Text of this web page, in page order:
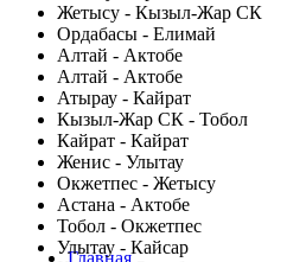
Жетысу - Кызыл-Жар СК
Ордабасы - Елимай
Алтай - Актобе
Алтай - Актобе
Атырау - Кайрат
Кызыл-Жар СК - Тобол
Кайрат - Кайрат
Женис - Улытау
Окжетпес - Жетысу
Астана - Актобе
Тобол - Окжетпес
Улытау - Кайсар